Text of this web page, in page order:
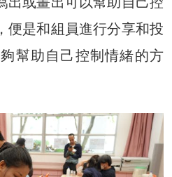
便是和組員進行分享和投
幫助自己控制情緒的方